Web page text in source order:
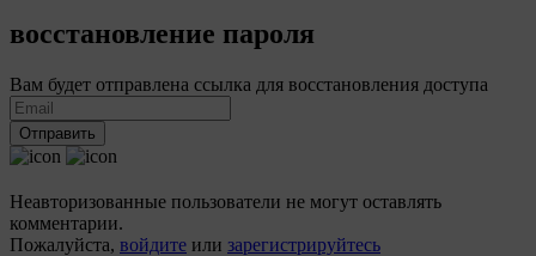
восстановление пароля
Вам будет отправлена ссылка для восстановления доступа
Отправить
Неавторизованные пользователи не могут оставлять
комментарии.
Пожалуйста, войдите или зарегистрируйтесь